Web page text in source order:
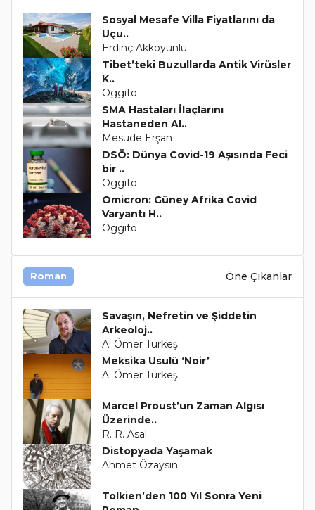
Sosyal Mesafe Villa Fiyatlarını da
Uçu..
Erdinç Akkoyunlu
Tibet’teki Buzullarda Antik Virüsler
K..
Oggito
SMA Hastaları İlaçlarını
Hastaneden Al..
Mesude Erşan
DSÖ: Dünya Covid-19 Aşısında Feci
bir ..
Oggito
Omicron: Güney Afrika Covid
Varyantı H..
Oggito
Roman Öne Çıkanlar
Savaşın, Nefretin ve Şiddetin
Arkeoloj..
A. Ömer Türkeş
Meksika Usulü ‘Noir’
A. Ömer Türkeş
Marcel Proust’un Zaman Algısı
Üzerinde..
R. R. Asal
Distopyada Yaşamak
Ahmet Özaysın
Tolkien’den 100 Yıl Sonra Yeni